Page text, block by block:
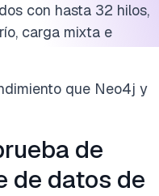
con hasta 32 hilos,
carga mixta e
que Neo4j y
de
de datos de